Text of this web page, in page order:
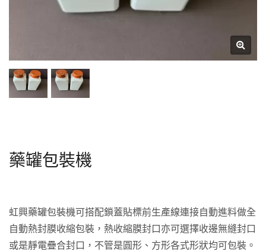
藥罐包裝機
虹興藥罐包裝機可搭配鎖蓋貼標前生產線連接自動進料做全
自動熱封膜收縮包裝，熱收縮膜封口亦可選擇收邊無縫封口
或是靜電疊合封口，不管是圓形、方形各式形狀均可包裝。